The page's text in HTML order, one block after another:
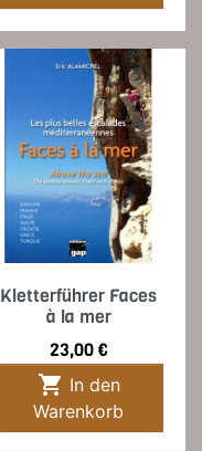
Kletterführer Faces
à la mer
Preis
23,00 €

Warenkorb